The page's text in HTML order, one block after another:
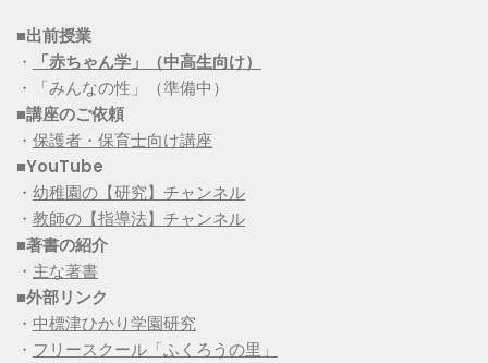
■出前授業
・
「赤ちゃん学」（中高生向け）
・「みんなの性」（準備中）
■講座のご依頼
・ 保護者・保育士向け講座
■YouTube
・ 幼稚園の【研究】チャンネル
・ 教師の【指導法】チャンネル
■著書の紹介
・ 主な著書
■外部リンク
・ 中標津ひかり学園研究
・ フリースクール「ふくろうの里」